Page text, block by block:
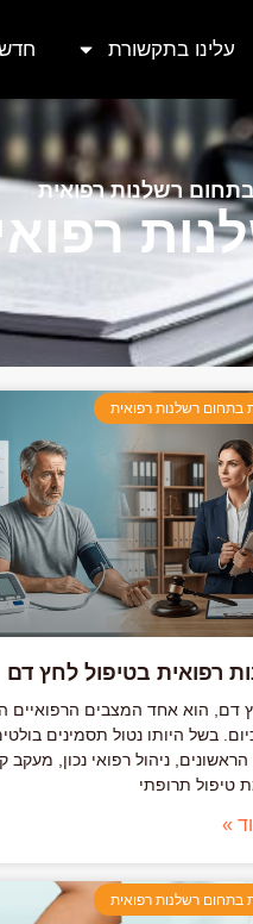
עלינו בתקשורת
רשלנות רפואית
בתחום רשלנות רפואית
רפואית בטיפול לחץ דם
דם, הוא אחד המצבים הרפואיים
בשל היותו נטול תסמינים
הראשונים, ניהול רפואי נכון, מעקב
טיפול תרופתי
»
בתחום רשלנות רפואית